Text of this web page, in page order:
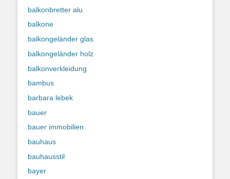
balkonbretter alu
balkone
balkongeländer glas
balkongeländer holz
balkonverkleidung
bambus
barbara lebek
bauer
bauer immobilien
bauhaus
bauhausstil
bayer